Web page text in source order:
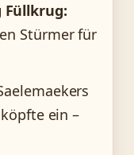
Füllkrug:
Stürmer für
ein –